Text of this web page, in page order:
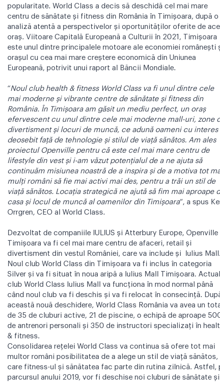
popularitate. World Class a decis să deschidă cel mai mare
centru de sănătate și fitness din România în Timișoara, după o
analiză atentă a perspectivelor și oportunităților oferite de
oraș. Viitoare Capitală Europeană a Culturii în 2021, Timișoara
este unul dintre principalele motoare ale economiei românești
orașul cu cea mai mare creștere economică din Uniunea
Europeană, potrivit unui raport al Băncii Mondiale.
“Noul club health & fitness World Class va fi unul dintre cele
mai moderne şi vibrante centre de sănătate și fitness din
România. În Timișoara am găsit un mediu perfect, un oraș
efervescent cu unul dintre cele mai moderne mall-uri, zone
divertisment și locuri de muncă, ce adună oameni cu interes
deosebit față de tehnologie și stilul de viață sănătos. Am ales
proiectul Openville pentru că este cel mai mare centru de
lifestyle din vest și i-am văzut potențialul de a ne ajuta să
continuăm misiunea noastră de a inspira și de a motiva tot
mulți români să fie mai activi mai des, pentru a trăi un stil de
viață sănătos. Locația strategică ne ajută să fim mai aproape
casa și locul de muncă al oamenilor din Timișoara“, a spus
Orrgren, CEO al World Class.
Dezvoltat de companiile IULIUS și Atterbury Europe, Openville
Timișoara va fi cel mai mare centru de afaceri, retail și
divertisment din vestul României, care va include și Iulius
Noul club World Class din Timișoara va fi inclus în categoria
Silver și va fi situat în noua aripă a Iulius Mall Timișoara.
club World Class Iulius Mall va funcționa în mod normal până
când noul club va fi deschis și va fi relocat în consecință.
această nouă deschidere, World Class România va avea un
de 35 de cluburi active, 21 de piscine, o echipă de aproape
de antrenori personali și 350 de instructori specializați în
& fitness.
Consolidarea rețelei World Class va continua să ofere tot mai
multor români posibilitatea de a alege un stil de viață sănătos,
care fitness-ul și sănătatea fac parte din rutina zilnică. Astfel,
parcursul anului 2019, vor fi deschise noi cluburi de sănătate și